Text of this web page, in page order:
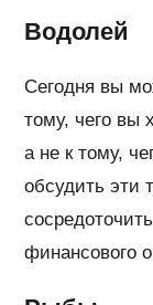
Водолей
Сегодня вы
тому, чего вы
а не к тому,
обсудить эти
финансового